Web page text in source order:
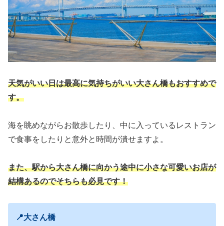
天気がいい日は最高に気持ちがいい大さん橋もおすすめで
す。
海を眺めながらお散歩したり、中に入っているレストラン
で食事をしたりと意外と時間が潰せますよ。
また、駅から大さん橋に向かう途中に小さな可愛いお店が
結構あるのでそちらも必見です！
📍大さん橋